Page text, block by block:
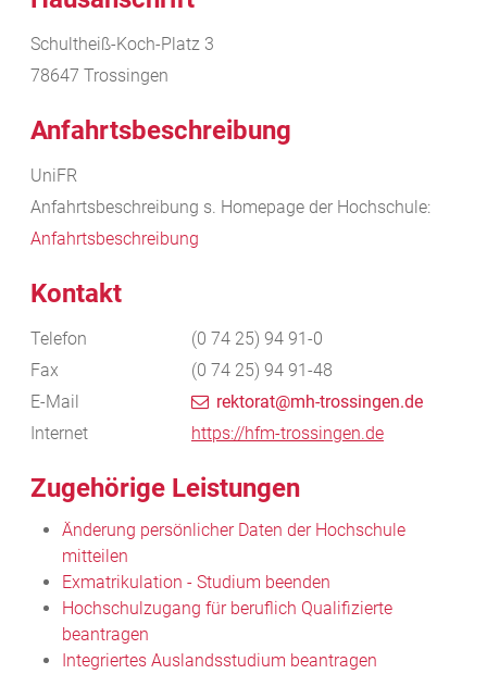
Schultheiß-Koch-Platz 3
78647 Trossingen
Anfahrtsbeschreibung
UniFR
Anfahrtsbeschreibung s. Homepage der Hochschule:
Anfahrtsbeschreibung
Kontakt
Telefon (0 74 25) 94 91-0
Fax
(0 74 25) 94 91-48
E-Mail
rektorat@mh-trossingen.de
Internet
https://hfm-trossingen.de
Zugehörige Leistungen
Änderung persönlicher Daten der Hochschule
mitteilen
Exmatrikulation - Studium beenden
Hochschulzugang für beruflich Qualifizierte
beantragen
Integriertes Auslandsstudium beantragen